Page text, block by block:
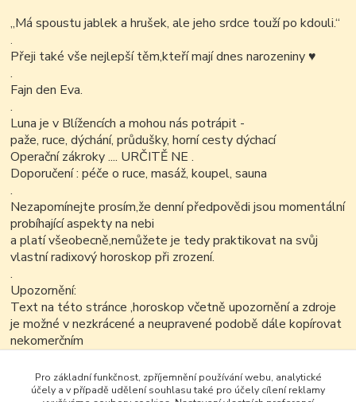
„Má spoustu jablek a hrušek, ale jeho srdce touží po kdouli.“
.
Přeji také vše nejlepší těm,kteří mají dnes narozeniny♥
.
Fajn den Eva.
.
Luna je v Blížencích a mohou nás potrápit -
paže, ruce, dýchání, průdušky, horní cesty dýchací
Operační zákroky .... URČITĚ NE .
Doporučení : péče o ruce, masáž, koupel, sauna
.
Nezapomínejte prosím,že denní předpovědi jsou momentální
probíhající aspekty na nebi
a platí všeobecně,nemůžete je tedy praktikovat na svůj
vlastní radixový horoskop při zrození.
.
Upozornění:
Text na této stránce ,horoskop včetně upozornění a zdroje
je možné v nezkrácené a neupravené podobě dále kopírovat
nekomerčním
Pro základní funkčnost, zpříjemnění používání webu, analytické
účely a v případě udělení souhlasu také pro účely cílení reklamy